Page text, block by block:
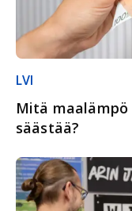
LVI
Mitä
säästää?